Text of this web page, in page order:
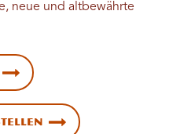
neue und altbewährte